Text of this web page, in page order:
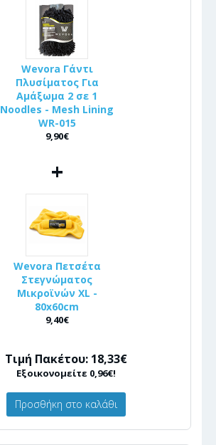
Wevora Γάντι
Πλυσίματος Για
Αμάξωμα 2 σε 1
Noodles - Mesh Lining
WR-015
9,90€
+
Wevora Πετσέτα
Στεγνώματος
Μικροϊνών XL -
80x60cm
9,40€
Τιμή Πακέτου: 18,33€
Εξοικονομείτε 0,96€!
Προσθήκη στο καλάθι